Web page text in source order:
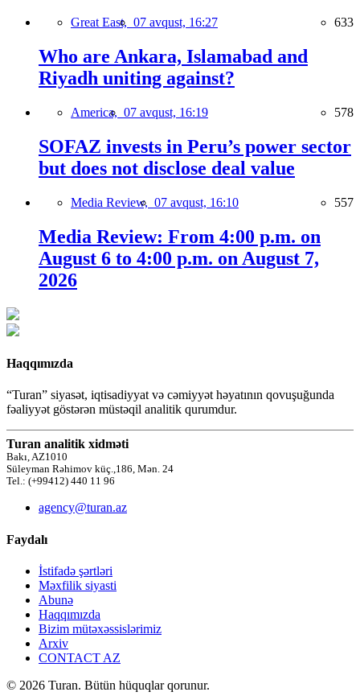
Great East, 07 avqust, 16:27 633
Who are Ankara, Islamabad and
Riyadh uniting against?
America, 07 avqust, 16:19 578
SOFAZ invests in Peru’s power sector
but does not disclose deal value
Media Review, 07 avqust, 16:10 557
Media Review: From 4:00 p.m. on
August 6 to 4:00 p.m. on August 7,
2026
Haqqımızda
“Turan” siyasət, iqtisadiyyat və cəmiyyət həyatının qovuşuğunda
fəaliyyət göstərən müstəqil analitik qurumdur.
Turan analitik xidməti
Bakı, AZ1010
Süleyman Rəhimov küç.,186, Mən. 24
Tel.: (+99412) 440 11 96
agency@turan.az
Faydalı
İstifadə şərtləri
Məxfilik siyasti
Abunə
Haqqımızda
Bizim mütəxəssislərimiz
Arxiv
CONTACT AZ
© 2026 Turan. Bütün hüquqlar qorunur.